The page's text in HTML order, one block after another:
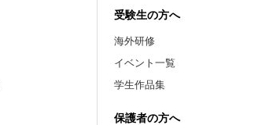
受験生の方へ
海外研修
イベント一覧
学生作品集
保護者の方へ